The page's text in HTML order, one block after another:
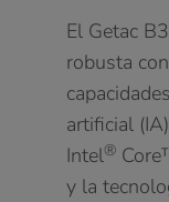
El Getac
robusta
artificial
Intel®
y la